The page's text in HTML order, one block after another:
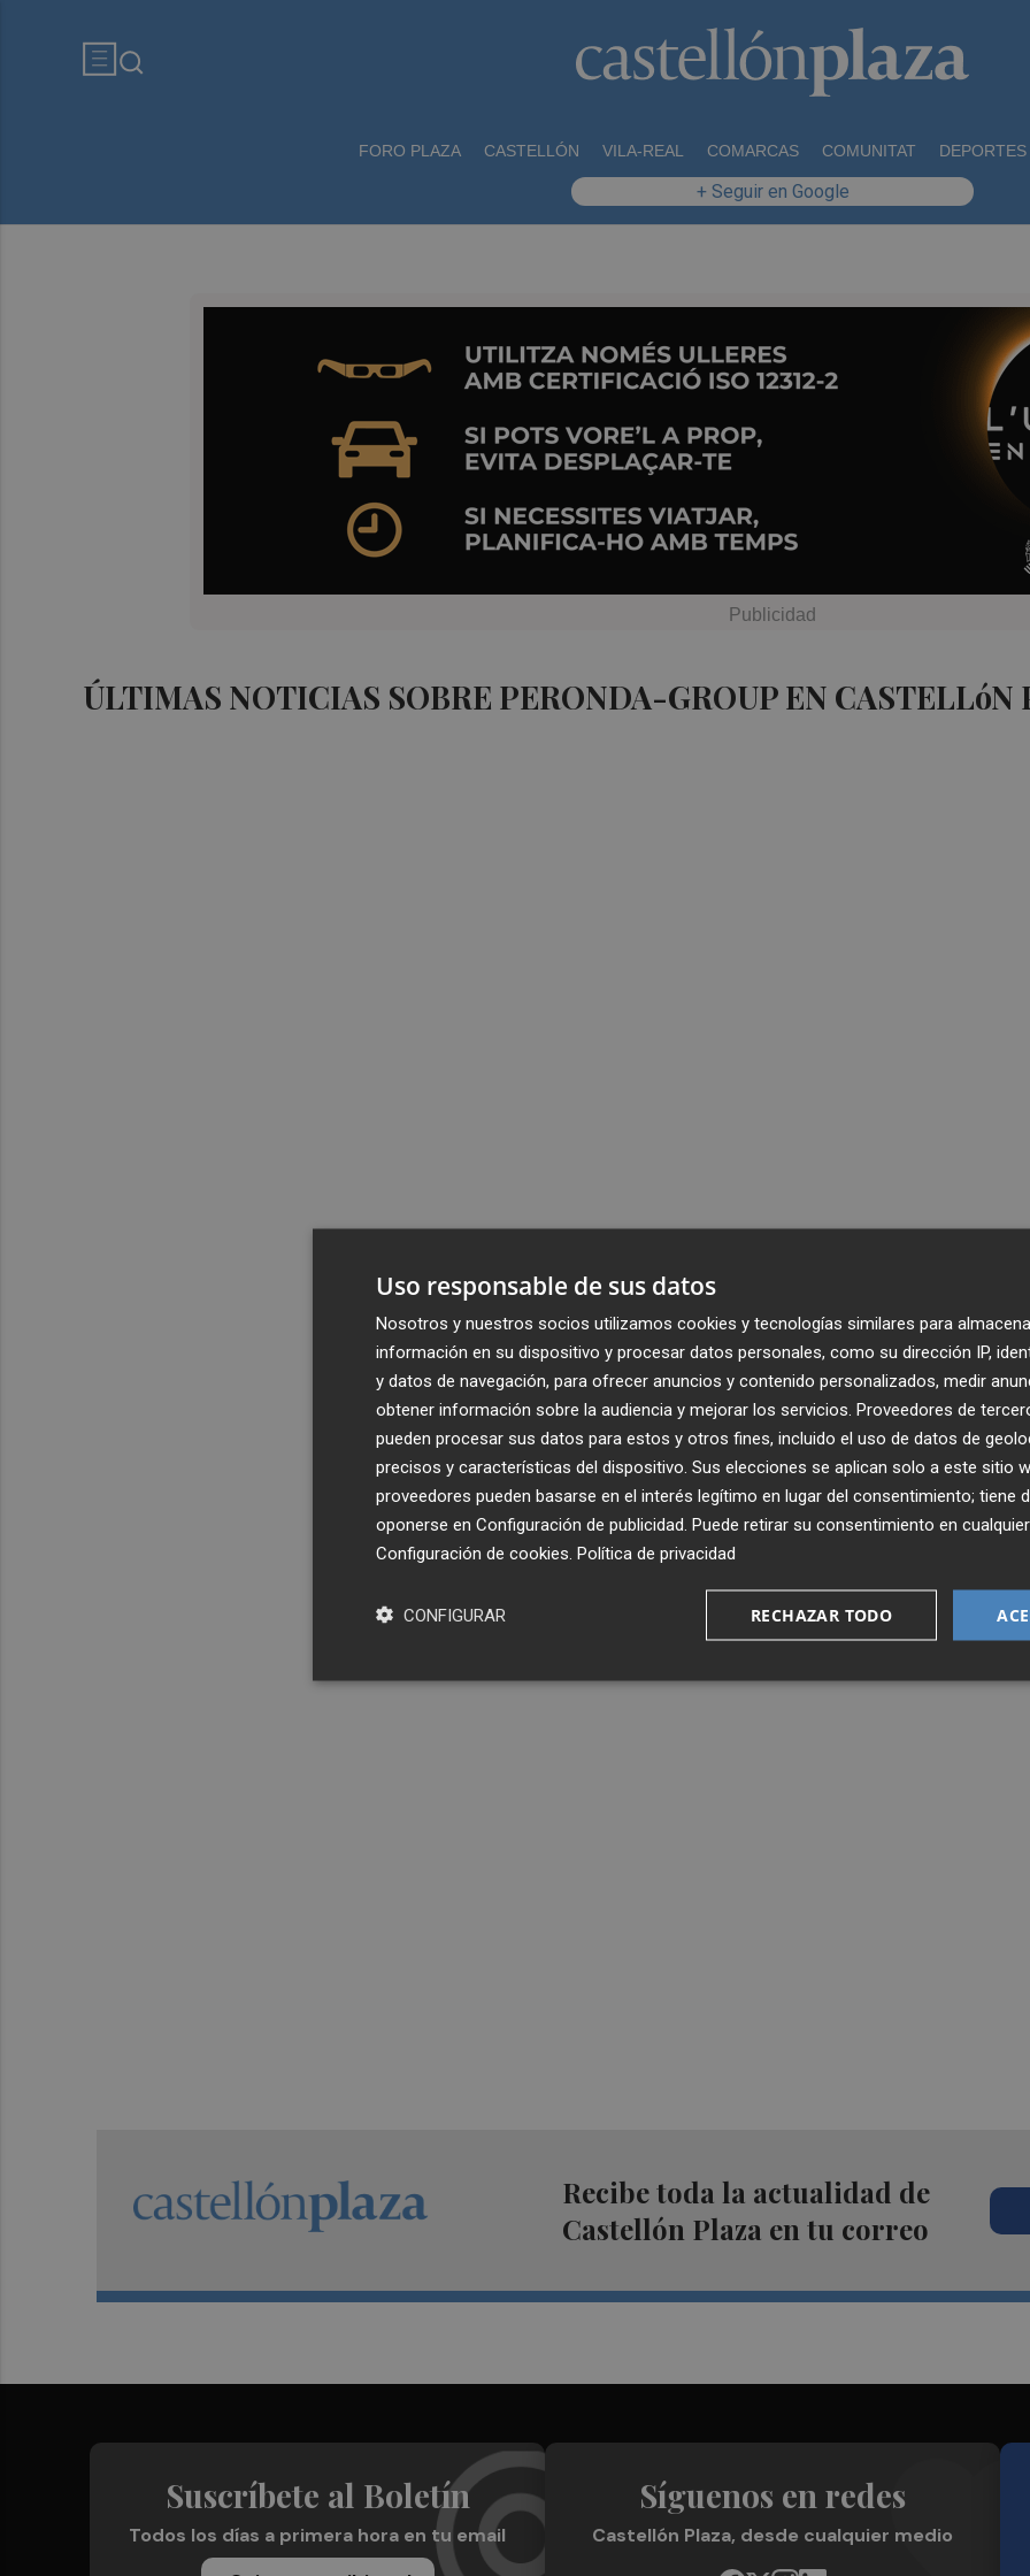
FORO PLAZA CASTELLÓN VILA-REAL COMARCAS COMUNITAT DEPORTES
+ Seguir en Google
ÚLTIMAS NOTICIAS SOBRE PERONDA-GROUP EN CASTELLóN
Recibe toda la actualidad de
Castellón Plaza en tu correo
Suscríbete al Boletín
Todos los días a primera hora en tu email
Síguenos en redes
Castellón Plaza, desde cualquier medio
Uso responsable de sus datos
Nosotros y nuestros socios utilizamos cookies y tecnologías similares para
información en su dispositivo y procesar datos personales, como su dirección IP,
y datos de navegación, para ofrecer anuncios y contenido personalizados, medir
obtener información sobre la audiencia y mejorar los servicios. Proveedores de
pueden procesar sus datos para estos y otros fines, incluido el uso de datos de
precisos y características del dispositivo. Sus elecciones se aplican solo a este sitio
proveedores pueden basarse en el interés legítimo en lugar del consentimiento; tiene
oponerse en Configuración de publicidad . Puede retirar su consentimiento en
Configuración de cookies Política de privacidad
RECHAZAR TODO
CONFIGURAR